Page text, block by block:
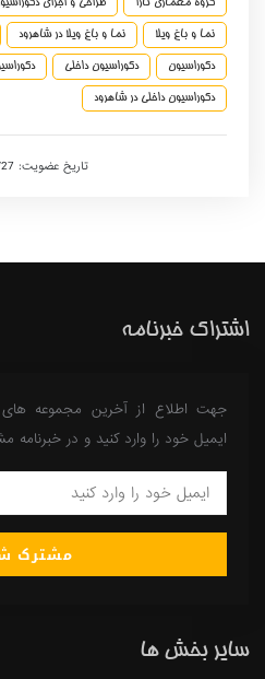
گروه معماری تارا طراحی و اجرای
نما و باغ ویلا نما و باغ ویلا در شاهرود
دکوراسیون دکوراسیون داخلی
دکوراسیون داخلی در شاهرود
تاریخ عضویت: 1399/09/27
اشتراک خبرنامه
جهت اطلاع از آخرین مجموعه
ایمیل خود را وارد کنید و در خبرنامه
مشترک
سایر بخش ها